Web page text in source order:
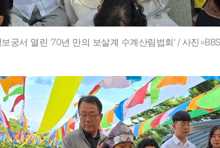
궁서 열린 ‘70년 만의 보살계 수계산림법회’ / 사진